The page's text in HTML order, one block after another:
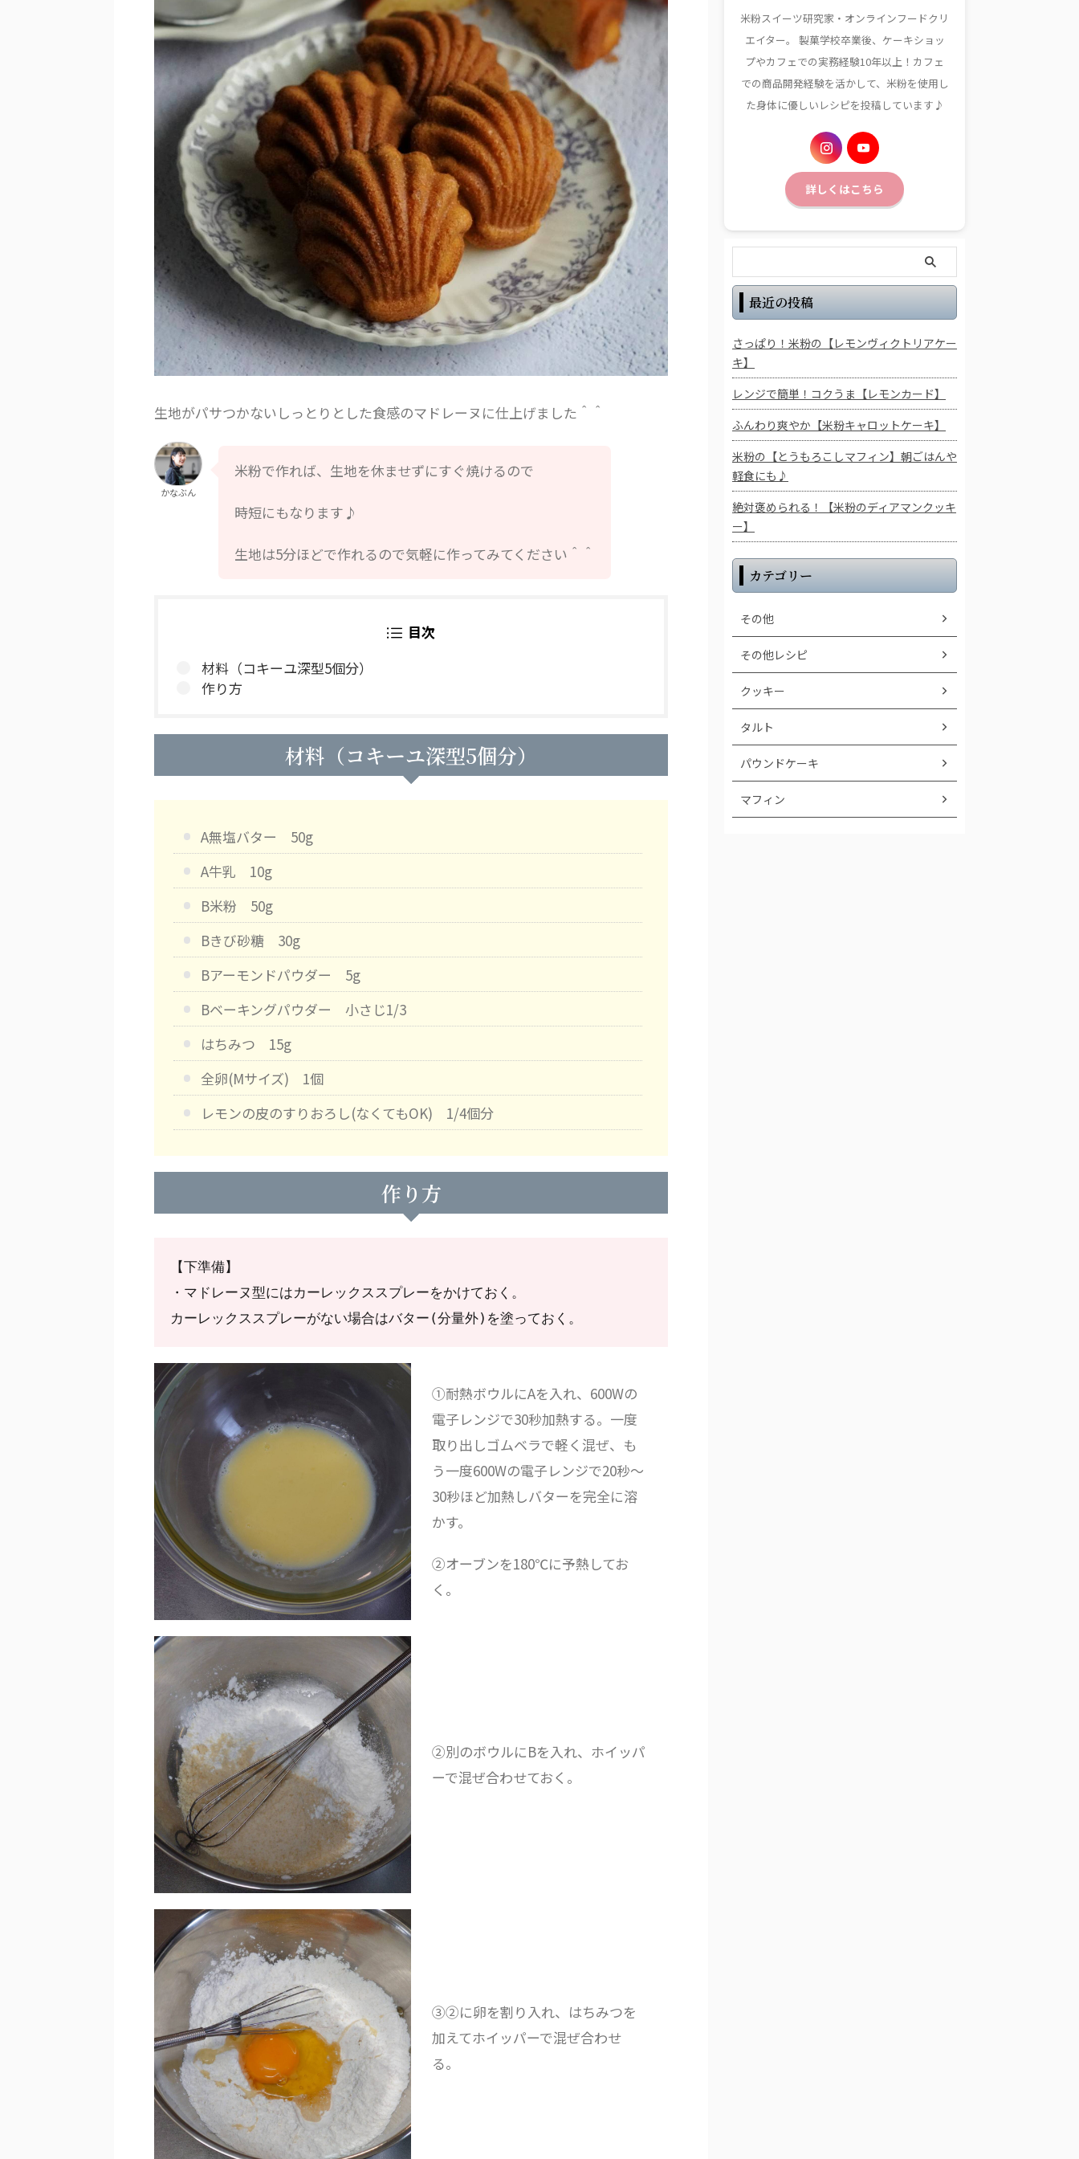
生地がパサつかないしっとりとした食感のマドレーヌに仕上げました＾＾
かなぶん
米粉で作れば、生地を休ませずにすぐ焼けるので
時短にもなります♪
生地は5分ほどで作れるので気軽に作ってみてください＾＾
目次
材料（コキーユ深型5個分）
作り方
材料（コキーユ深型5個分）
A無塩バター 50g
A牛乳 10g
B米粉 50g
Bきび砂糖 30g
Bアーモンドパウダー 5g
Bベーキングパウダー 小さじ1/3
はちみつ 15g
全卵(Mサイズ) 1個
レモンの皮のすりおろし(なくてもOK) 1/4個分
作り方
【下準備】
・マドレーヌ型にはカーレックススプレーをかけておく。
カーレックススプレーがない場合はバター(分量外)を塗っておく。
①耐熱ボウルにAを入れ、600Wの
電子レンジで30秒加熱する。一度
取り出しゴムベラで軽く混ぜ、も
う一度600Wの電子レンジで20秒～
30秒ほど加熱しバターを完全に溶
かす。
②オーブンを180℃に予熱してお
く。
②別のボウルにBを入れ、ホイッパ
ーで混ぜ合わせておく。
③②に卵を割り入れ、はちみつを
加えてホイッパーで混ぜ合わせ
る。
米粉スイーツ研究家・オンラインフードクリ
エイター。 製菓学校卒業後、ケーキショッ
プやカフェでの実務経験10年以上！カフェ
での商品開発経験を活かして、米粉を使用し
た身体に優しいレシピを投稿しています♪
詳しくはこちら
最近の投稿
さっぱり！米粉の【レモンヴィクトリアケー
キ】
レンジで簡単！コクうま【レモンカード】
ふんわり爽やか【米粉キャロットケーキ】
米粉の【とうもろこしマフィン】朝ごはんや
軽食にも♪
絶対褒められる！【米粉のディアマンクッキ
ー】
カテゴリー
その他
その他レシピ
クッキー
タルト
パウンドケーキ
マフィン